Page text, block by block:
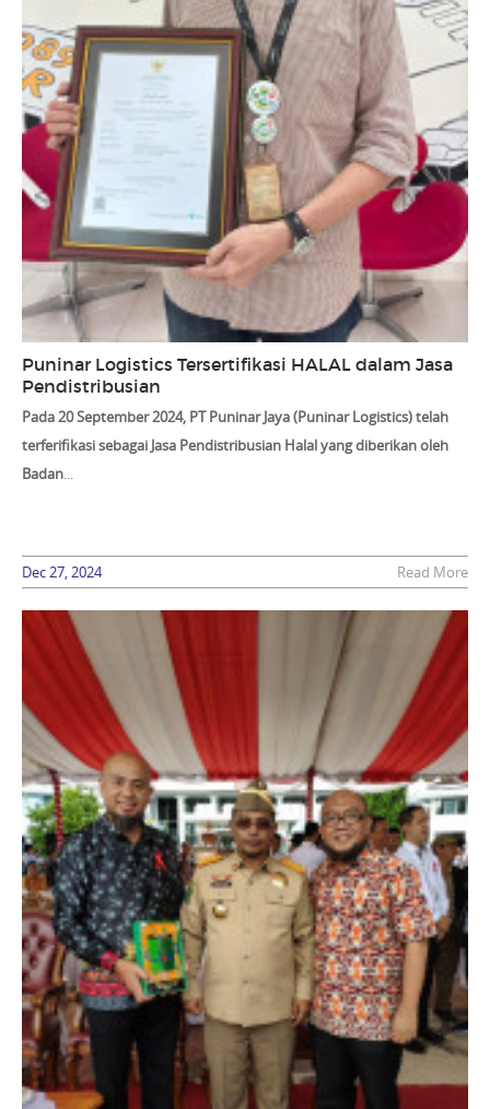
Puninar Logistics Tersertifikasi HALAL dalam Jasa
Pendistribusian
Pada 20 September 2024, PT Puninar Jaya (Puninar Logistics) telah
terferifikasi sebagai Jasa Pendistribusian Halalyang diberikan oleh
Badan...
Dec 27, 2024 Read More